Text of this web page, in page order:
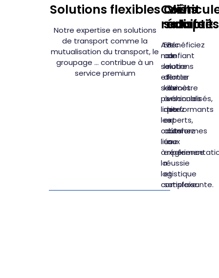
Solutions flexibles
Notre expertise en solutions
de transport comme la
mutualisation du transport, le
groupage ... contribue à un
service premium
Coûts
réduits
Avec
nos
solutions
et
services
personnalisés,
limitez
les
coûts
liés
à
la
logistique
complexe.
Client
satisfait
En
confiant
le
dernier
kilomètre
à
des
experts,
obtenez
une
expérience
réussie
et
satisfaisante.
adaptés
Bénéficiez
de
notre
flotte
de
véhicules
performants
et
conformes
aux